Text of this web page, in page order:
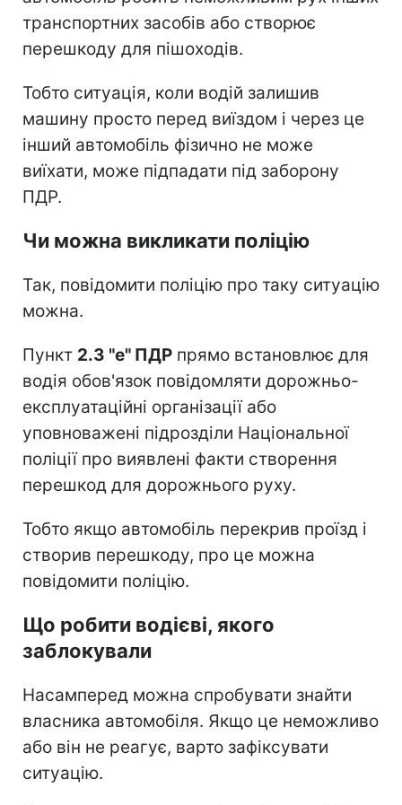
транспортних засобів або створює
перешкоду для пішоходів.
Тобто ситуація, коли водій залишив
машину просто перед виїздом і через це
інший автомобіль фізично не може
виїхати, може підпадати під заборону
ПДР.
Чи можна викликати поліцію
Так, повідомити поліцію про таку ситуацію
можна.
Пункт 2.3 "е" ПДР прямо встановлює для
водія обов'язок повідомляти дорожньо-
експлуатаційні організації або
уповноважені підрозділи Національної
поліції про виявлені факти створення
перешкод для дорожнього руху.
Тобто якщо автомобіль перекрив проїзд і
створив перешкоду, про це можна
повідомити поліцію.
Що робити водієві, якого
заблокували
Насамперед можна спробувати знайти
власника автомобіля. Якщо це неможливо
або він не реагує, варто зафіксувати
ситуацію.